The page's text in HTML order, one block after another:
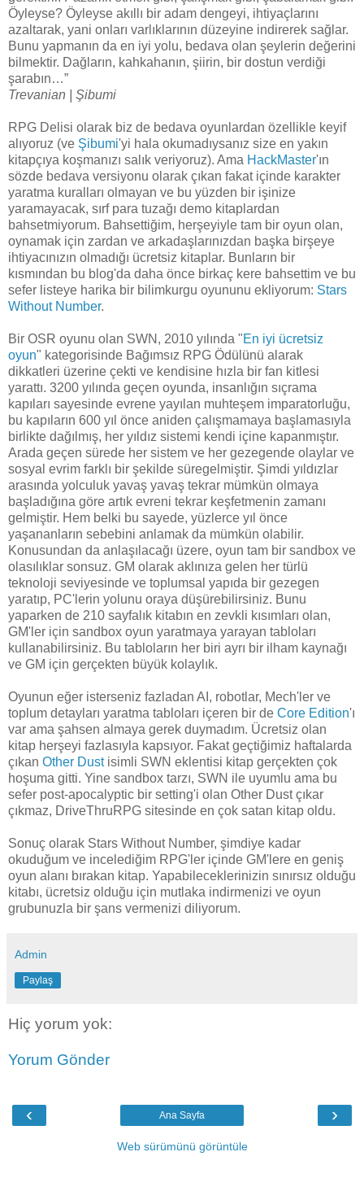
Öyleyse? Öyleyse akıllı bir adam dengeyi, ihtiyaçlarını
azaltarak, yani onları varlıklarının düzeyine indirerek sağlar.
Bunu yapmanın da en iyi yolu, bedava olan şeylerin değerini
bilmektir. Dağların, kahkahanın, şiirin, bir dostun verdiği
şarabın…”
Trevanian | Şibumi
RPG Delisi olarak biz de bedava oyunlardan özellikle keyif
alıyoruz (ve Şibumi'yi hala okumadıysanız size en yakın
kitapçıya koşmanızı salık veriyoruz). Ama HackMaster'ın
sözde bedava versiyonu olarak çıkan fakat içinde karakter
yaratma kuralları olmayan ve bu yüzden bir işinize
yaramayacak, sırf para tuzağı demo kitaplardan
bahsetmiyorum. Bahsettiğim, herşeyiyle tam bir oyun olan,
oynamak için zardan ve arkadaşlarınızdan başka birşeye
ihtiyacınızın olmadığı ücretsiz kitaplar. Bunların bir
kısmından bu blog'da daha önce birkaç kere bahsettim ve bu
sefer listeye harika bir bilimkurgu oyununu ekliyorum: Stars
Without Number.
Bir OSR oyunu olan SWN, 2010 yılında "En iyi ücretsiz
oyun" kategorisinde Bağımsız RPG Ödülünü alarak
dikkatleri üzerine çekti ve kendisine hızla bir fan kitlesi
yarattı. 3200 yılında geçen oyunda, insanlığın sıçrama
kapıları sayesinde evrene yayılan muhteşem imparatorluğu,
bu kapıların 600 yıl önce aniden çalışmamaya başlamasıyla
birlikte dağılmış, her yıldız sistemi kendi içine kapanmıştır.
Arada geçen sürede her sistem ve her gezegende olaylar ve
sosyal evrim farklı bir şekilde süregelmiştir. Şimdi yıldızlar
arasında yolculuk yavaş yavaş tekrar mümkün olmaya
başladığına göre artık evreni tekrar keşfetmenin zamanı
gelmiştir. Hem belki bu sayede, yüzlerce yıl önce
yaşananların sebebini anlamak da mümkün olabilir.
Konusundan da anlaşılacağı üzere, oyun tam bir sandbox ve
olasılıklar sonsuz. GM olarak aklınıza gelen her türlü
teknoloji seviyesinde ve toplumsal yapıda bir gezegen
yaratıp, PC'lerin yolunu oraya düşürebilirsiniz. Bunu
yaparken de 210 sayfalık kitabın en zevkli kısımları olan,
GM'ler için sandbox oyun yaratmaya yarayan tabloları
kullanabilirsiniz. Bu tabloların her biri ayrı bir ilham kaynağı
ve GM için gerçekten büyük kolaylık.
Oyunun eğer isterseniz fazladan AI, robotlar, Mech'ler ve
toplum detayları yaratma tabloları içeren bir de Core Edition'ı
var ama şahsen almaya gerek duymadım. Ücretsiz olan
kitap herşeyi fazlasıyla kapsıyor. Fakat geçtiğimiz haftalarda
çıkan Other Dustisimli SWN eklentisi kitap gerçekten çok
hoşuma gitti. Yine sandbox tarzı, SWN ile uyumlu ama bu
sefer post-apocalyptic bir setting'i olan Other Dust çıkar
çıkmaz, DriveThruRPG sitesinde en çok satan kitap oldu.
Sonuç olarak Stars Without Number, şimdiye kadar
okuduğum ve incelediğim RPG'ler içinde GM'lere en geniş
oyun alanı bırakan kitap. Yapabileceklerinizin sınırsız olduğu
kitabı, ücretsiz olduğu için mutlaka indirmenizi ve oyun
grubunuzla bir şans vermenizi diliyorum.
Admin
Paylaş
Hiç yorum yok:
Yorum Gönder
‹ ›
Ana Sayfa
Web sürümünü görüntüle